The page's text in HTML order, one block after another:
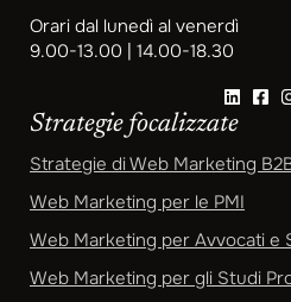
Orari dal lunedì al venerdì
9.00-13.00 | 14.00-18.30
Strategie focalizzate
Strategie di Web Marketing
Web Marketing per le PMI
Web Marketing per Avvocati e
Web Marketing per gli Studi